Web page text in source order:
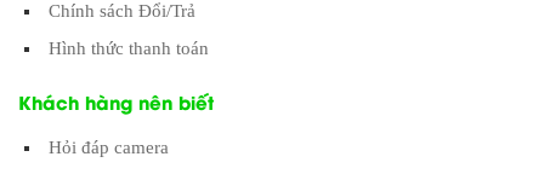
Chính sách Đổi/Trả
Hình thức thanh toán
Khách hàng nên biết
Hỏi đáp camera